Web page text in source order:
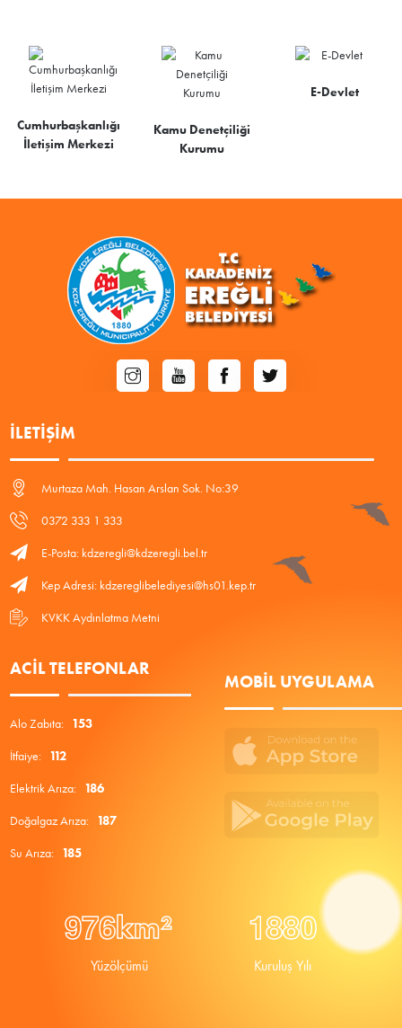
Cumhurbaşkanlığı
İletişim Merkezi
Kamu Denetçiliği
Kurumu
E-Devlet
İLETIŞIM
Murtaza Mah. Hasan Arslan Sok. No:39
0372 333 1 333
E-Posta: kdzeregli@kdzeregli.bel.tr
Kep Adresi: kdzereglibelediyesi@hs01.kep.tr
KVKK Aydınlatma Metni
ACIL TELEFONLAR
Alo Zabıta: 153
İtfaiye: 112
Elektrik Arıza: 186
Doğalgaz Arıza: 187
Su Arıza: 185
MOBIL UYGULAMA
976km²
Yüzölçümü
1880
Kuruluş Yılı